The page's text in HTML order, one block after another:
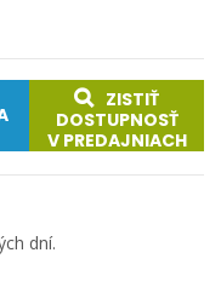
ZISTIŤ
DOSTUPNOSŤ
V PREDAJNIACH
dní.